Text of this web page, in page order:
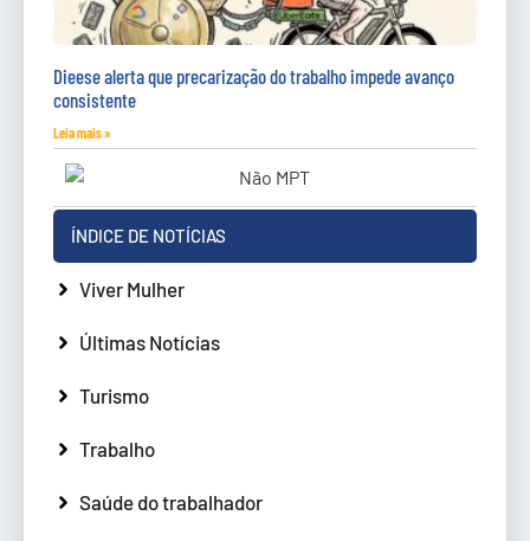
Dieese alerta que precarização do trabalho impede avanço
consistente
Leia mais »
ÍNDICE DE NOTÍCIAS
Viver Mulher
Últimas Notícias
Turismo
Trabalho
Saúde do trabalhador